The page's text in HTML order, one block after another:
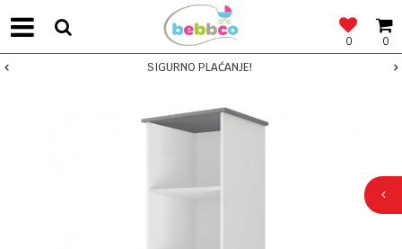
0
0
SIGURNO PLAĆANJE!